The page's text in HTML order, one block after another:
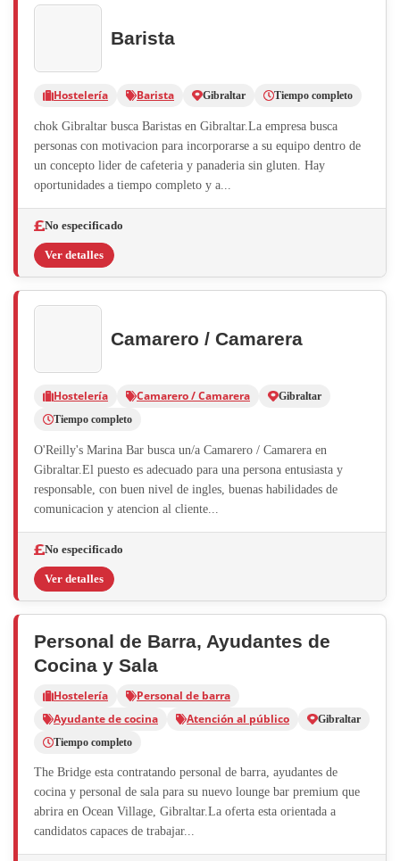
Barista
Hostelería Barista Gibraltar Tiempo completo
chok Gibraltar busca Baristas en Gibraltar.La empresa busca
personas con motivacion para incorporarse a su equipo dentro de
un concepto lider de cafeteria y panaderia sin gluten. Hay
oportunidades a tiempo completo y a...
No especificado
Ver detalles
Camarero / Camarera
Hostelería Camarero / Camarera
Gibraltar
Tiempo completo
O'Reilly's Marina Bar busca un/a Camarero / Camarera en
Gibraltar.El puesto es adecuado para una persona entusiasta y
responsable, con buen nivel de ingles, buenas habilidades de
comunicacion y atencion al cliente...
No especificado
Ver detalles
Personal de Barra, Ayudantes de
Cocina y Sala
Hostelería
Personal de barra
Ayudante de cocina
Atención al público
Gibraltar
Tiempo completo
The Bridge esta contratando personal de barra, ayudantes de
cocina y personal de sala para su nuevo lounge bar premium que
abrira en Ocean Village, Gibraltar.La oferta esta orientada a
candidatos capaces de trabajar...